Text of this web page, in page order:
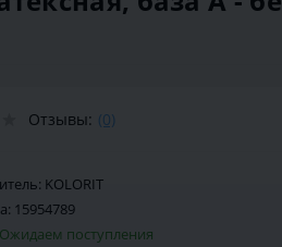
Отзывы: (0)
KOLORIT
15954789
Ожидаем поступления